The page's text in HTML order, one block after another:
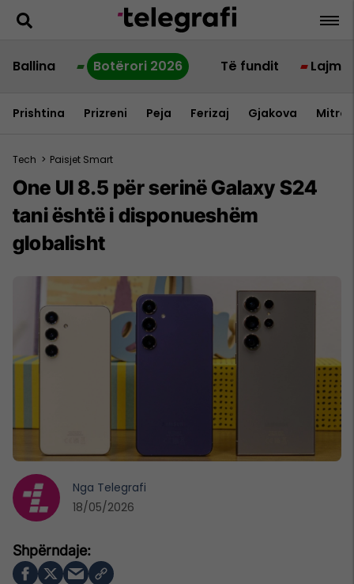
Ballina Botërori 2026 Të fundit Lajme
Prishtina Prizreni Peja Ferizaj Gjakova
Tech > Paisjet Smart
One UI 8.5 për serinë Galaxy S24
tani është i disponueshëm
globalisht
Nga Telegrafi
18/05/2026